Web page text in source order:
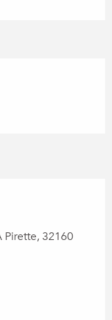
Pirette, 32160